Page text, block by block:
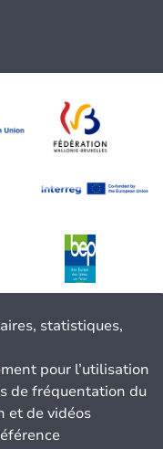
statistiques,
pour l’utilisation
de fréquentation du
et de vidéos